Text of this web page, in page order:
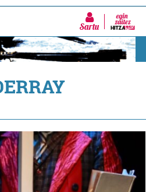
Sartu